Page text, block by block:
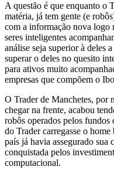
A questão é que enquanto o
matéria, já tem gente (e
com a informação nova logo
seres inteligentes
análise seja superior à deles
superar o deles no quesito
para ativos muito
empresas que compõem o
O Trader de Manchetes, por
chegar na frente, acabou
robôs operados pelos
do Trader carregasse o
país já havia assegurado sua
conquistada pelos
computacional.